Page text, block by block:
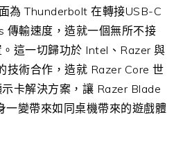
為 Thunderbolt 在轉接USB-C
傳輸速度，造就一個無所不接
這一切歸功於 Intel、Razer 與
術合作，造就 Razer Core 世
卡解決方案，讓 Razer Blade
變帶來如同桌機帶來的遊戲體